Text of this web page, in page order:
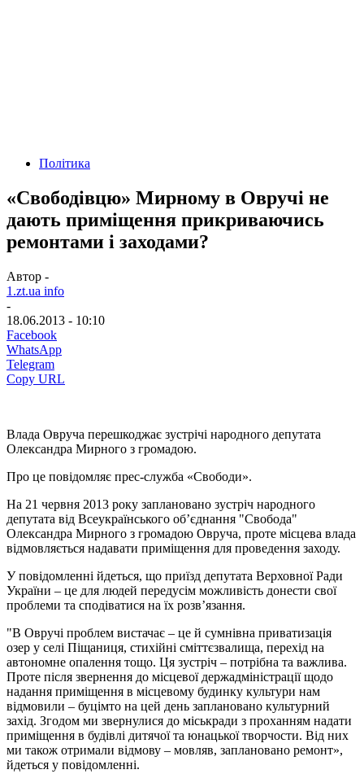
Політика
«Свободівцю» Мирному в Овручі не
дають приміщення прикриваючись
ремонтами і заходами?
Автор -
1.zt.ua info
-
18.06.2013 - 10:10
Facebook
WhatsApp
Telegram
Copy URL
Влада Овруча перешкоджає зустрічі народного депутата
Олександра Мирного з громадою.
Про це повідомляє прес-служба «Свободи».
На 21 червня 2013 року заплановано зустріч народного
депутата від Всеукраїнського об’єднання "Свобода"
Олександра Мирного з громадою Овруча, проте місцева влада
відмовляється надавати приміщення для проведення заходу.
У повідомленні йдеться, що приїзд депутата Верховної Ради
України – це для людей передусім можливість донести свої
проблеми та сподіватися на їх розв’язання.
"В Овручі проблем вистачає – це й сумнівна приватизація
озер у селі Піщаниця, стихійні сміттєзвалища, перехід на
автономне опалення тощо. Ця зустріч – потрібна та важлива.
Проте після звернення до місцевої держадміністрації щодо
надання приміщення в місцевому будинку культури нам
відмовили – буцімто на цей день заплановано культурний
захід. Згодом ми звернулися до міськради з проханням надати
приміщення в будівлі дитячої та юнацької творчости. Від них
ми також отримали відмову – мовляв, заплановано ремонт»,
йдеться у повідомленні.